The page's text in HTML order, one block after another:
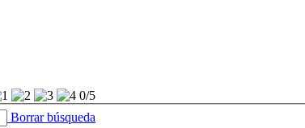
0/5
Borrar búsqueda